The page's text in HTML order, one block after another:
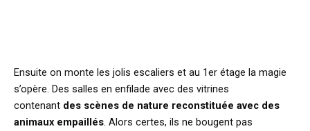
Ensuite on monte les jolis escaliers et au 1er étage la magie
s’opère. Des salles en enfilade avec des vitrines
contenant des scènes de nature reconstituée avec des
animaux empaillés. Alors certes, ils ne bougent pas